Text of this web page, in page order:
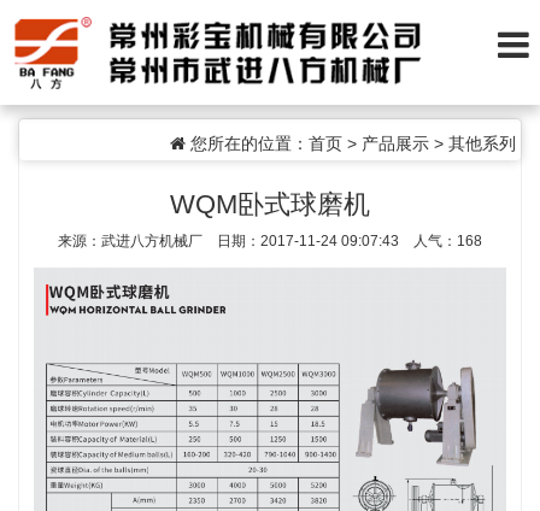
您所在的位置： 首页> 产品展示> 其他系列
WQM卧式球磨机
来源：武进八方机械厂 日期：2017-11-24 09:07:43 人气： 168